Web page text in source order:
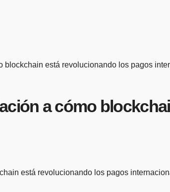
blockchain está revolucionando los pagos
a cómo